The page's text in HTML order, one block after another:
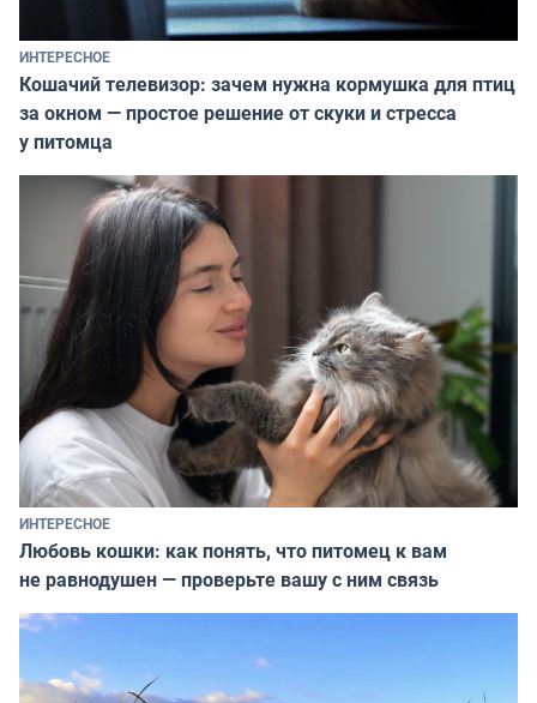
ИНТЕРЕСНОЕ
Кошачий телевизор: зачем нужна кормушка для птиц
за окном — простое решение от скуки и стресса
у питомца
ИНТЕРЕСНОЕ
Любовь кошки: как понять, что питомец к вам
не равнодушен — проверьте вашу с ним связь